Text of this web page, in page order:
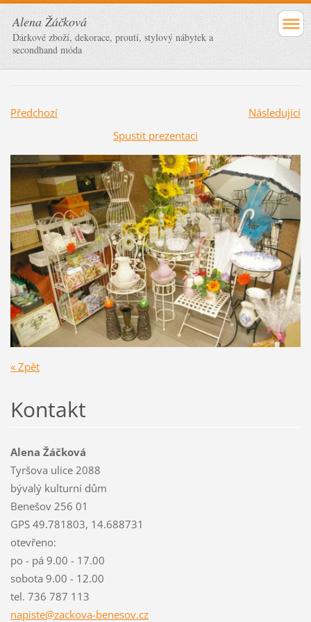
Alena Žáčková
Dárkové zboží, dekorace, proutí, stylový nábytek a
secondhand móda
Předchozí
Následující
Spustit prezentaci
« Zpět
Kontakt
Alena Žáčková
Tyršova ulice 2088
bývalý kulturní dům
Benešov 256 01
GPS 49.781803, 14.688731
otevřeno:
po - pá 9.00 - 17.00
sobota 9.00 - 12.00
tel. 736 787 113
napiste@zackova-benesov.cz